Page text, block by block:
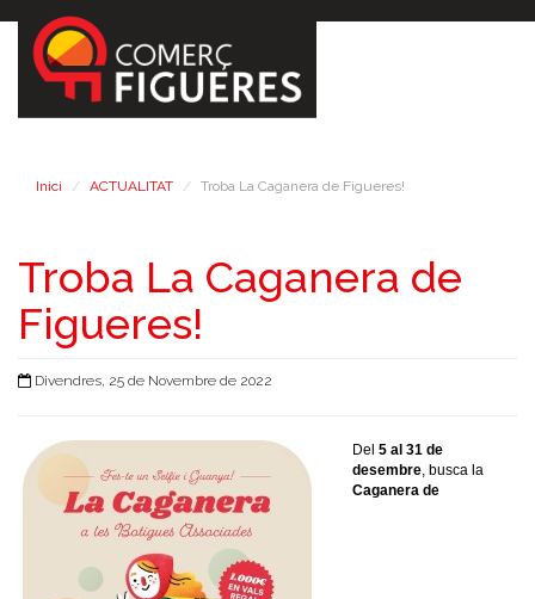
Inici ACTUALITAT Troba La Caganera de Figueres!
Troba La Caganera de
Figueres!
Divendres, 25 de Novembre de 2022
Del 5 al 31 de
desembre, busca la
Caganera de